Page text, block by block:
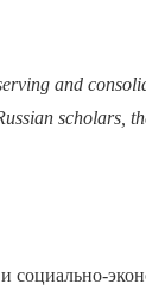
and
scholars,
социально-